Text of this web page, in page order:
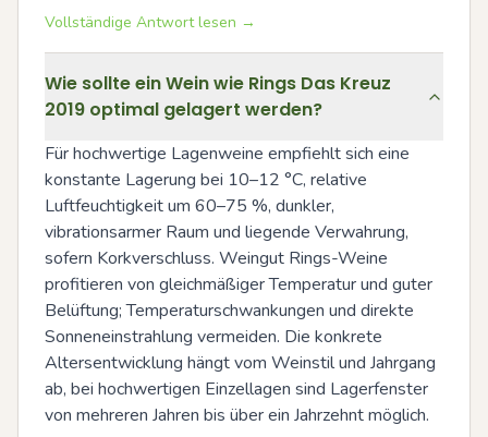
Vollständige Antwort lesen →
Wie sollte ein Wein wie Rings Das Kreuz
2019 optimal gelagert werden?
Für hochwertige Lagenweine empfiehlt sich eine
konstante Lagerung bei 10–12 °C, relative
Luftfeuchtigkeit um 60–75 %, dunkler,
vibrationsarmer Raum und liegende Verwahrung,
sofern Korkverschluss. Weingut Rings-Weine
profitieren von gleichmäßiger Temperatur und guter
Belüftung; Temperaturschwankungen und direkte
Sonneneinstrahlung vermeiden. Die konkrete
Altersentwicklung hängt vom Weinstil und Jahrgang
ab, bei hochwertigen Einzellagen sind Lagerfenster
von mehreren Jahren bis über ein Jahrzehnt möglich.